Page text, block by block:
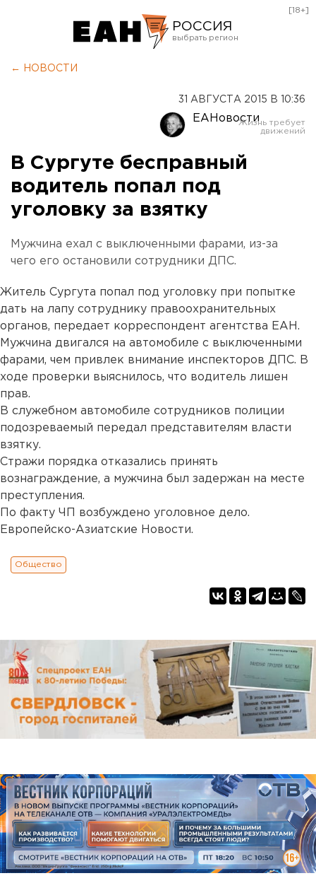
РОССИЯ
Оренбург
[18+]
← НОВОСТИ
31 АВГУСТА 2015 В 10:36
ЕАНовости
В Сургуте бесправный
водитель попал под
уголовку за взятку
Мужчина ехал с выключенными фарами, из-за
чего его остановили сотрудники ДПС.
Житель Сургута попал под уголовку при попытке
дать на лапу сотруднику правоохранительных
органов, передает корреспондент агентства ЕАН.
Мужчина двигался на автомобиле с выключенными
фарами, чем привлек внимание инспекторов ДПС. В
ходе проверки выяснилось, что водитель лишен
прав.
В служебном автомобиле сотрудников полиции
подозреваемый передал представителям власти
взятку.
Стражи порядка отказались принять
вознаграждение, а мужчина был задержан на месте
преступления.
По факту ЧП возбуждено уголовное дело.
Европейско-Азиатские Новости.
Общество